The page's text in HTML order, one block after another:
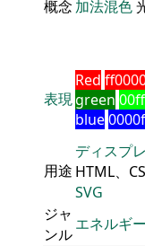
概念 加法混色
表現
Red
green
blue
用途
ディスプ
HTML、
SVG
ジャ
ンル
エネルギー